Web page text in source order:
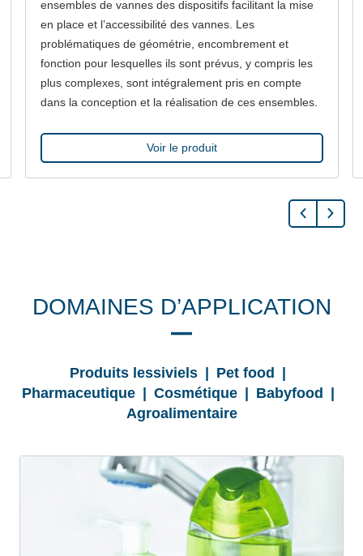
ensembles de vannes des dispositifs facilitant la mise
en place et l’accessibilité des vannes. Les
problématiques de géométrie, encombrement et
fonction pour lesquelles ils sont prévus, y compris les
plus complexes, sont intégralement pris en compte
dans la conception et la réalisation de ces ensembles.
Voir le produit
DOMAINES D’APPLICATION
Produits lessiviels | Pet food |
Pharmaceutique | Cosmétique | Babyfood |
Agroalimentaire